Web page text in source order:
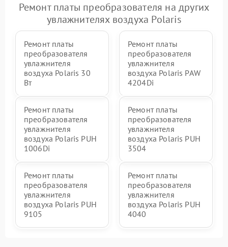
Ремонт платы преобразователя на других
увлажнителях воздуха Polaris
Ремонт платы
преобразователя
увлажнителя
воздуха Polaris 30
Вт
Ремонт платы
преобразователя
увлажнителя
воздуха Polaris PAW
4204Di
Ремонт платы
преобразователя
увлажнителя
воздуха Polaris PUH
1006Di
Ремонт платы
преобразователя
увлажнителя
воздуха Polaris PUH
3504
Ремонт платы
преобразователя
увлажнителя
воздуха Polaris PUH
9105
Ремонт платы
преобразователя
увлажнителя
воздуха Polaris PUH
4040